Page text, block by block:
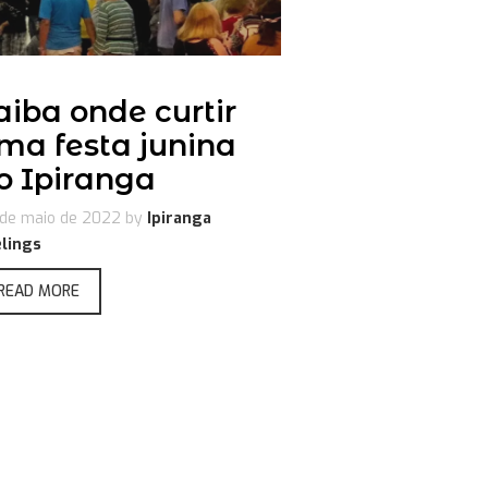
onde curtir
festa junina
Ipiranga
maio de 2022 by Ipiranga
MORE